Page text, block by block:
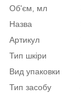
Об'єм, мл
Назва
Артикул
Тип шкіри
Вид упаковки
Тип засобу